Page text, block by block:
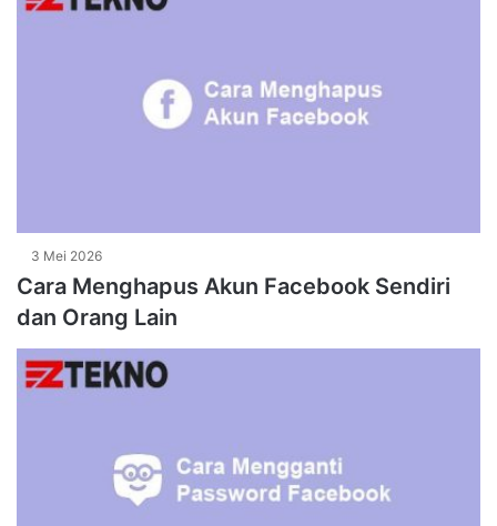
3 Mei 2026
Cara Menghapus Akun Facebook Sendiri
dan Orang Lain